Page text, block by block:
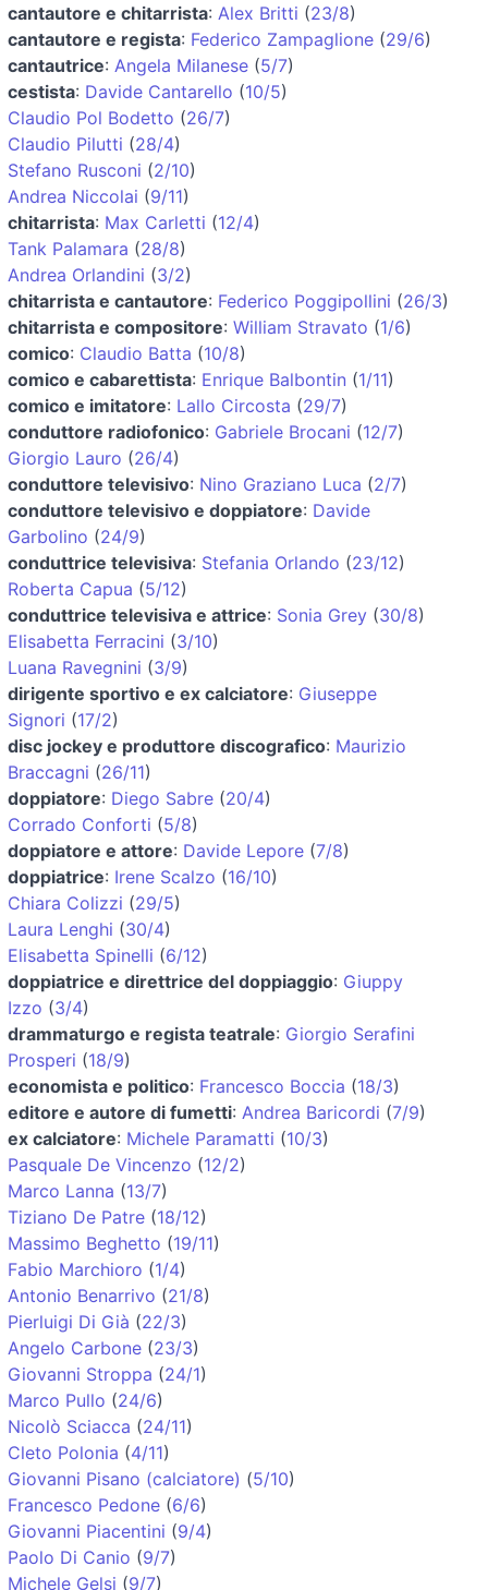
cantautore e chitarrista: Alex Britti (23/8)
cantautore e regista: Federico Zampaglione (29/6)
cantautrice: Angela Milanese (5/7)
cestista: Davide Cantarello (10/5)
Claudio Pol Bodetto (26/7)
Claudio Pilutti (28/4)
Stefano Rusconi (2/10)
Andrea Niccolai (9/11)
chitarrista: Max Carletti (12/4)
Tank Palamara (28/8)
Andrea Orlandini (3/2)
chitarrista e cantautore: Federico Poggipollini (26/3)
chitarrista e compositore: William Stravato (1/6)
comico: Claudio Batta (10/8)
comico e cabarettista: Enrique Balbontin (1/11)
comico e imitatore: Lallo Circosta (29/7)
conduttore radiofonico: Gabriele Brocani (12/7)
Giorgio Lauro (26/4)
conduttore televisivo: Nino Graziano Luca (2/7)
conduttore televisivo e doppiatore: Davide
Garbolino (24/9)
conduttrice televisiva: Stefania Orlando (23/12)
Roberta Capua (5/12)
conduttrice televisiva e attrice: Sonia Grey (30/8)
Elisabetta Ferracini (3/10)
Luana Ravegnini (3/9)
dirigente sportivo e ex calciatore: Giuseppe
Signori (17/2)
disc jockey e produttore discografico: Maurizio
Braccagni (26/11)
doppiatore: Diego Sabre (20/4)
Corrado Conforti (5/8)
doppiatore e attore: Davide Lepore (7/8)
doppiatrice: Irene Scalzo (16/10)
Chiara Colizzi (29/5)
Laura Lenghi (30/4)
Elisabetta Spinelli (6/12)
doppiatrice e direttrice del doppiaggio: Giuppy
Izzo (3/4)
drammaturgo e regista teatrale: Giorgio Serafini
Prosperi (18/9)
economista e politico: Francesco Boccia (18/3)
editore e autore di fumetti: Andrea Baricordi (7/9)
ex calciatore: Michele Paramatti (10/3)
Pasquale De Vincenzo (12/2)
Marco Lanna (13/7)
Tiziano De Patre (18/12)
Massimo Beghetto (19/11)
Fabio Marchioro (1/4)
Antonio Benarrivo (21/8)
Pierluigi Di Già (22/3)
Angelo Carbone (23/3)
Giovanni Stroppa (24/1)
Marco Pullo (24/6)
Nicolò Sciacca (24/11)
Cleto Polonia (4/11)
Giovanni Pisano (calciatore) (5/10)
Francesco Pedone (6/6)
Giovanni Piacentini (9/4)
Paolo Di Canio (9/7)
Michele Gelsi (9/7)